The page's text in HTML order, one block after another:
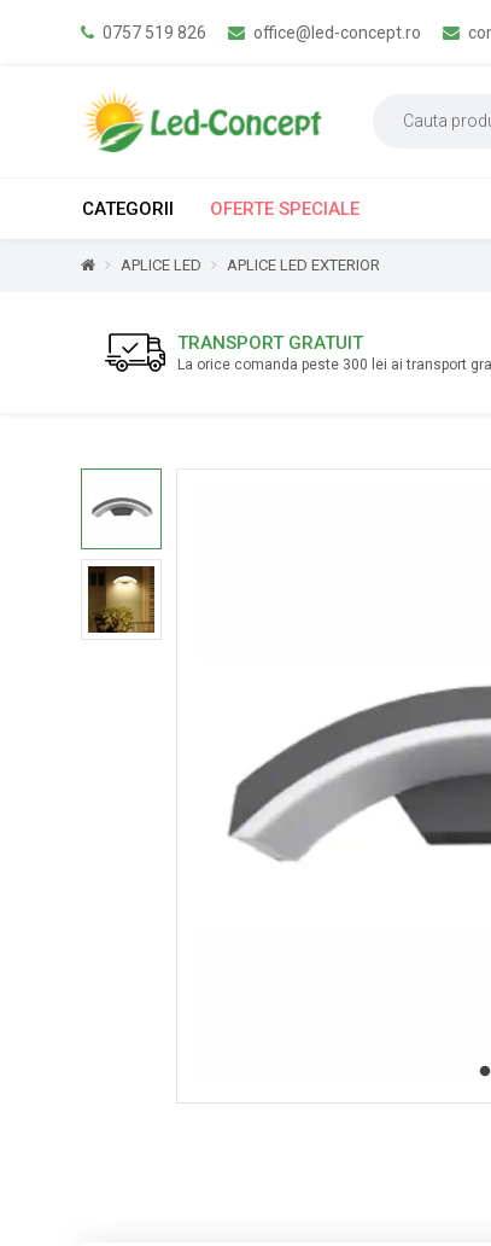
0757 519 826 office@led-concept.ro
CATEGORII OFERTE SPECIALE
APLICE LED APLICE LED EXTERIOR
TRANSPORT GRATUIT
La orice comanda peste 300 lei ai transport